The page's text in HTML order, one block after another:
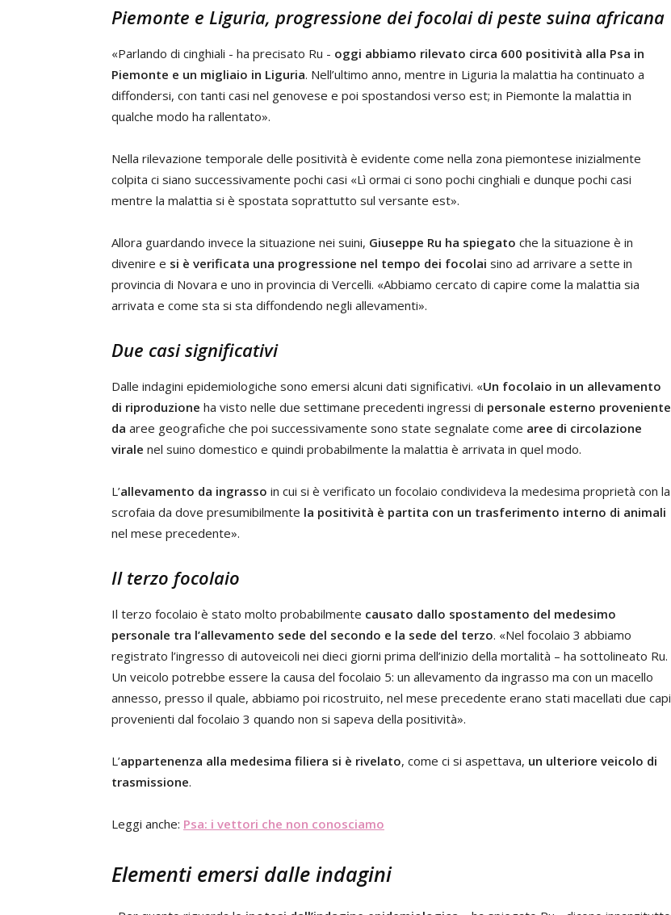
Piemonte e Liguria, progressione dei focolai di peste suina africana
«Parlando di cinghiali - ha precisato Ru - oggi abbiamo rilevato circa 600 positività alla Psa in
Piemonte e un migliaio in Liguria. Nell’ultimo anno, mentre in Liguria la malattia ha continuato a
diffondersi, con tanti casi nel genovese e poi spostandosi verso est; in Piemonte la malattia in
qualche modo ha rallentato».
Nella rilevazione temporale delle positività è evidente come nella zona piemontese inizialmente
colpita ci siano successivamente pochi casi «Lì ormai ci sono pochi cinghiali e dunque pochi casi
mentre la malattia si è spostata soprattutto sul versante est».
Allora guardando invece la situazione nei suini, Giuseppe Ru ha spiegato che la situazione è in
divenire e si è verificata una progressione nel tempo dei focolai sino ad arrivare a sette in
provincia di Novara e uno in provincia di Vercelli. «Abbiamo cercato di capire come la malattia sia
arrivata e come sta si sta diffondendo negli allevamenti».
Due casi significativi
Dalle indagini epidemiologiche sono emersi alcuni dati significativi. «Un focolaio in un allevamento
di riproduzione ha visto nelle due settimane precedenti ingressi di personale esterno proveniente
da aree geografiche che poi successivamente sono state segnalate come aree di circolazione
virale nel suino domestico e quindi probabilmente la malattia è arrivata in quel modo.
L’allevamento da ingrasso in cui si è verificato un focolaio condivideva la medesima proprietà con la
scrofaia da dove presumibilmente la positività è partita con un trasferimento interno di animali
nel mese precedente».
Il terzo focolaio
Il terzo focolaio è stato molto probabilmente causato dallo spostamento del medesimo
personale tra l’allevamento sede del secondo e la sede del terzo. «Nel focolaio 3 abbiamo
registrato l’ingresso di autoveicoli nei dieci giorni prima dell’inizio della mortalità – ha sottolineato Ru.
Un veicolo potrebbe essere la causa del focolaio 5: un allevamento da ingrasso ma con un macello
annesso, presso il quale, abbiamo poi ricostruito, nel mese precedente erano stati macellati due capi
provenienti dal focolaio 3 quando non si sapeva della positività».
L’appartenenza alla medesima filiera si è rivelato, come ci si aspettava, un ulteriore veicolo di
trasmissione.
Leggi anche: Psa: i vettori che non conosciamo
Elementi emersi dalle indagini